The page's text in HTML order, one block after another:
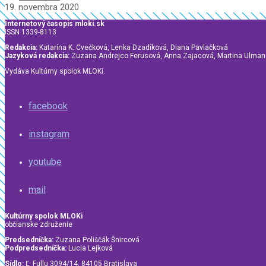
19. novembra 2020
Internetový časopis mloki.sk
ISSN 1339-8113
Redakcia: Katarína K. Cvečková, Lenka Dzadíková, Diana Pavlačková
Jazyková redakcia: Zuzana Andrejco Ferusová, Anna Zajacová, Martina
Vydáva Kultúrny spolok MLOKi.
facebook
instagram
youtube
mail
Kultúrny spolok MLOKi
občianske združenie
Predsedníčka: Zuzana Poliščák Šnircová
Podpredsedníčka: Lucia Lejková
Sídlo: Ľ. Fullu 3094/14, 84105 Bratislava